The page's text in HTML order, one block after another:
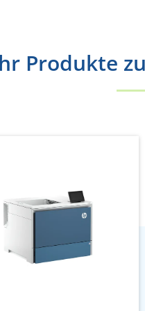
Produkte